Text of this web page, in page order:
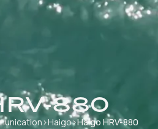
880
›Haigo›Haigo HRV-880